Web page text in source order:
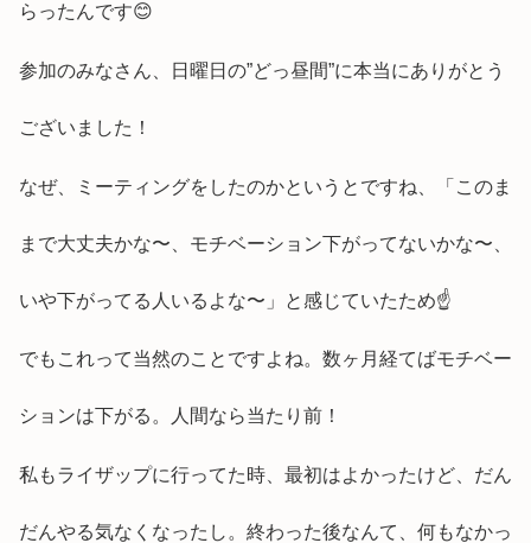
らったんです😊
参加のみなさん、日曜日の”どっ昼間”に本当にありがとう
ございました！
なぜ、ミーティングをしたのかというとですね、「このま
まで大丈夫かな〜、モチベーション下がってないかな〜、
いや下がってる人いるよな〜」と感じていたため☝️
でもこれって当然のことですよね。数ヶ月経てばモチベー
ションは下がる。人間なら当たり前！
私もライザップに行ってた時、最初はよかったけど、だん
だんやる気なくなったし。終わった後なんて、何もなかっ